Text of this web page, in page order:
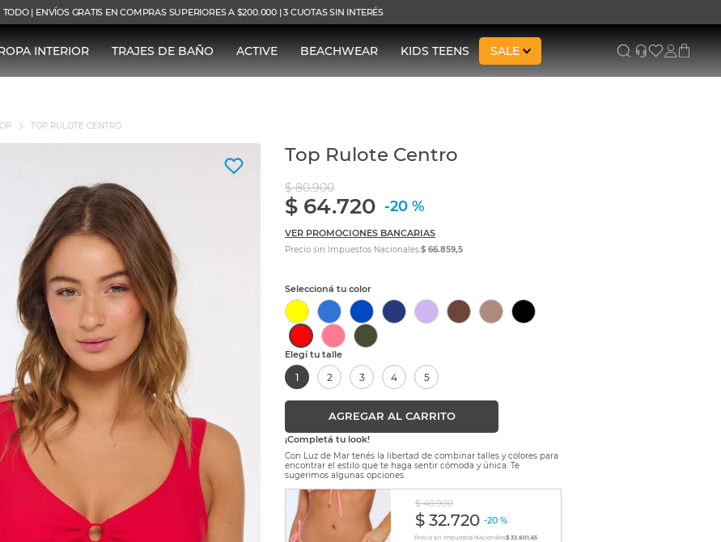
TODO | ENVÍOS GRATIS EN COMPRAS SUPERIORES A $200.000 | 3 CUOTAS SIN INTERÉS
INTERIOR TRAJES DE BAÑO ACTIVE BEACHWEAR KIDS TEENS SALE
TOP RULOTE CENTRO
Top Rulote Centro
$ 80.900
$ 64.720 -20 %
VER PROMOCIONES BANCARIAS
Precio sin Impuestos Nacionales:$ 66.859,5
1 2 3 4 5
AGREGAR AL CARRITO
¡Completá tu look!
Con Luz de Mar tenés la libertad de combinar talles y colores para
encontrar el estilo que te haga sentir cómoda y única. Te
sugerimos algunas opciones.
$
20 %
Precio sin Impuestos Nacionales:
$ 40.900
$ 32.720 -20 %
Precio sin Impuestos Nacionales:$ 33.801,65